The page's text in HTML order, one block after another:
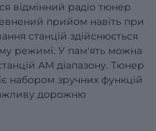
відмінний радіо тюнер
прийом навіть при
станцій здійснюється
режимі. У пам'ять можна
AM діапазону. Тюнер
набором зручних функцій
дорожню